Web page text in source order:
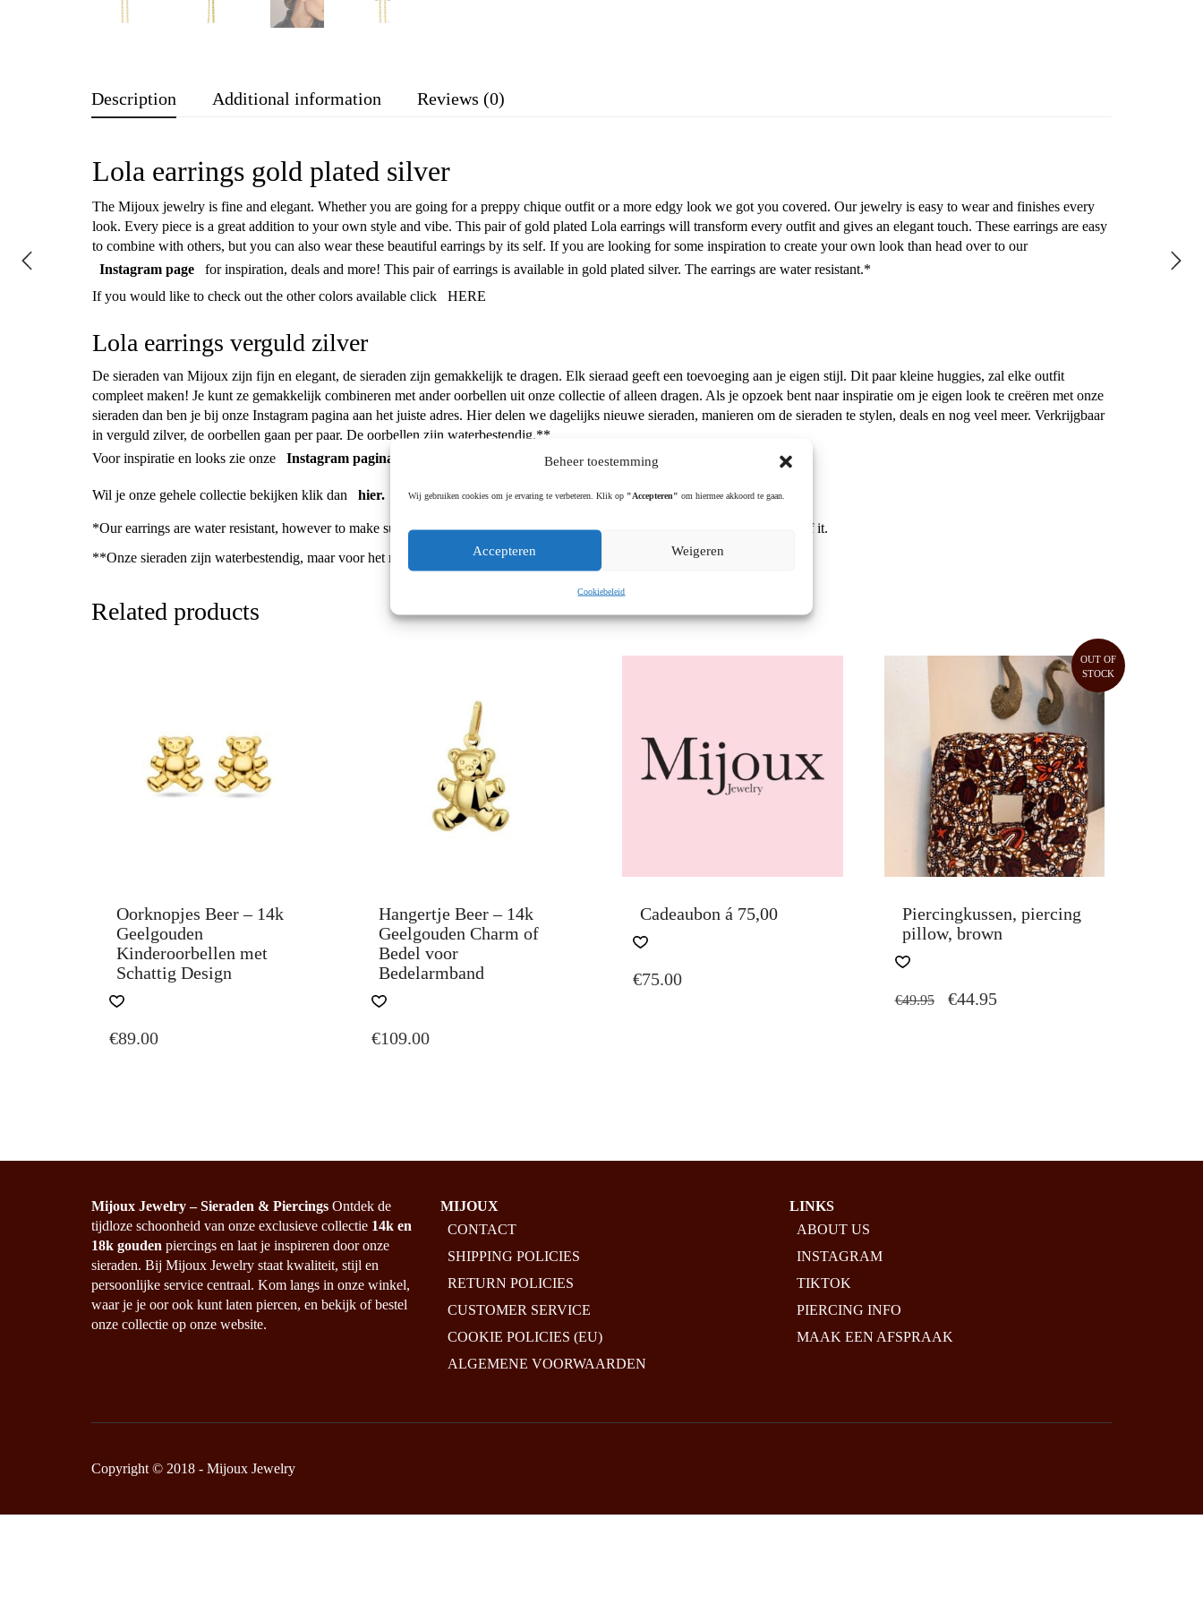
Beheer toestemming
Wij gebruiken cookies om je ervaring te verbeteren. Klik op "Accepteren" om hiermee akkoord te gaan.
Accepteren Weigeren
Cookiebeleid
Description Additional information Reviews (0)
Lola earrings gold plated silver
The Mijoux jewelry is fine and elegant. Whether you are going for a preppy chique outfit or a more edgy look we got you covered. Our jewelry is easy to wear and finishes every
look. Every piece is a great addition to your own style and vibe. This pair of gold plated Lola earrings will transform every outfit and gives an elegant touch. These earrings are easy
to combine with others, but you can also wear these beautiful earrings by its self. If you are looking for some inspiration to create your own look than head over to our
Instagram page
for inspiration, deals and more! This pair of earrings is available in gold plated silver. The earrings are water resistant.*
If you would like to check out the other colors available click
HERE
Lola earrings verguld zilver
De sieraden van Mijoux zijn fijn en elegant, de sieraden zijn gemakkelijk te dragen. Elk sieraad geeft een toevoeging aan je eigen stijl. Dit paar kleine huggies, zal elke outfit
compleet maken! Je kunt ze gemakkelijk combineren met ander oorbellen uit onze collectie of alleen dragen. Als je opzoek bent naar inspiratie om je eigen look te creëren met onze
sieraden dan ben je bij onze Instagram pagina aan het juiste adres. Hier delen we dagelijks nieuwe sieraden, manieren om de sieraden te stylen, deals en nog veel meer. Verkrijgbaar
in verguld zilver, de oorbellen gaan per paar. De oorbellen zijn waterbestendig.**
Voor inspiratie en looks zie onze
Instagram pagina.
Wil je onze gehele collectie bekijken klik dan hier.
*Our earrings are water resistant, however to make sure you get the most out of our jewelry we recommend to take good care of it.
**Onze sieraden zijn waterbestendig, maar voor het mooiste resultaat raden wij aan om goed voor de sieraden te zorgen
Related products
Oorknopjes Beer – 14k
Geelgouden
Kinderoorbellen met
Schattig Design
€89.00
Hangertje Beer – 14k
Geelgouden Charm of
Bedel voor
Bedelarmband
€109.00
Cadeaubon á 75,00
€75.00
OUT OF
STOCK
Piercingkussen, piercing
pillow, brown
€49.95
ORIGINAL
€44.95CURRENT
Mijoux Jewelry – Sieraden & Piercings Ontdek de
tijdloze schoonheid van onze exclusieve collectie 14k en
18k gouden piercings en laat je inspireren door onze
sieraden. Bij Mijoux Jewelry staat kwaliteit, stijl en
persoonlijke service centraal. Kom langs in onze winkel,
waar je je oor ook kunt laten piercen, en bekijk of bestel
onze collectie op onze website.
MIJOUX
CONTACT
SHIPPING POLICIES
RETURN POLICIES
CUSTOMER SERVICE
COOKIE POLICIES (EU)
ALGEMENE VOORWAARDEN
LINKS
ABOUT US
INSTAGRAM
TIKTOK
PIERCING INFO
MAAK EEN AFSPRAAK
Copyright © 2018 - Mijoux Jewelry